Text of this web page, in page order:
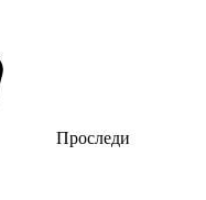
Проследи